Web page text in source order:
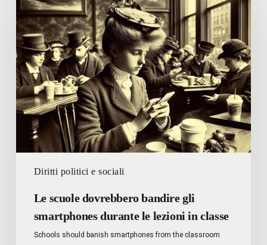
Diritti politici e sociali
dovrebbero
bandire
gli
smartphones
durante
le
lezioni
in
classe
Le scuole dovrebbero bandire gli
smartphones durante le lezioni in classe
Schools should banish smartphones from the classroom